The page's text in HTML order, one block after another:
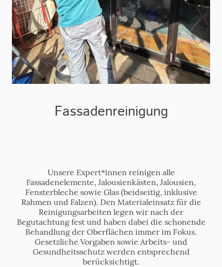
Fassadenreinigung
Unsere Expert*innen reinigen alle
Fassadenelemente, Jalousienkästen, Jalousien,
Fensterbleche sowie Glas (beidseitig, inklusive
Rahmen und Falzen). Den Materialeinsatz für die
Reinigungsarbeiten legen wir nach der
Begutachtung fest und haben dabei die schonende
Behandlung der Oberflächen immer im Fokus.
Gesetzliche Vorgaben sowie Arbeits- und
Gesundheitsschutz werden entsprechend
berücksichtigt.